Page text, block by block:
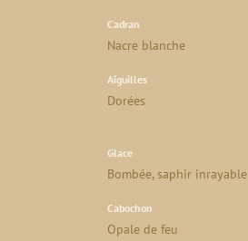
Cadran
Nacre blanche
Aiguilles
Dorées
Glace
Bombée, saphir inrayable
Cabochon
Opale de feu